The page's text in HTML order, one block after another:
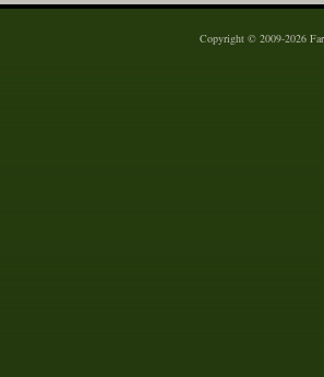
Copyright © 2009-2026